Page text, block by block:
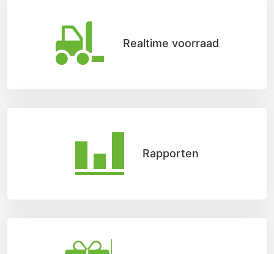
Realtime voorraad
Rapporten